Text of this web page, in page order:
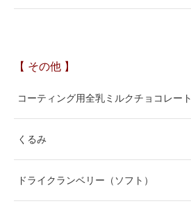
【 その他 】
コーティング用全乳ミルクチョコレート
くるみ
ドライクランベリー（ソフト）